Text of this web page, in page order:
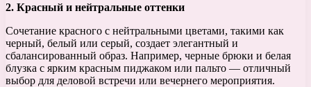
2. Красный и нейтральные оттенки
Сочетание красного с нейтральными цветами, такими как
черный, белый или серый, создает элегантный и
сбалансированный образ. Например, черные брюки и белая
блузка с ярким красным пиджаком или пальто — отличный
выбор для деловой встречи или вечернего мероприятия.